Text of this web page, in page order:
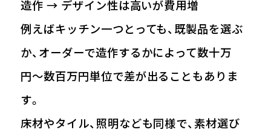
造作 → デザイン性は高いが費用増
例えばキッチン一つとっても、既製品を選ぶ
か、オーダーで造作するかによって数十万
円〜数百万円単位で差が出ることもありま
す。
床材やタイル、照明なども同様で、素材選び